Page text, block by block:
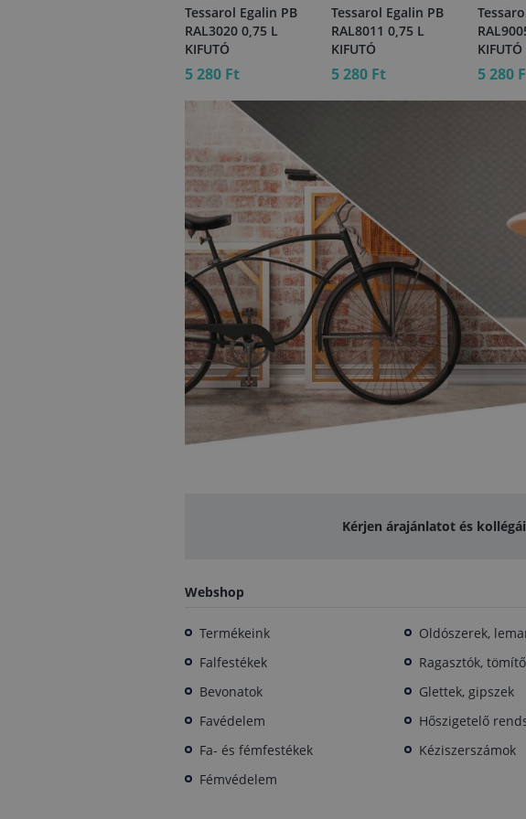
Tessarol Egalin PB
RAL3020 0,75 L
KIFUTÓ
5 280 Ft
Tessarol Egalin PB
RAL8011 0,75 L
KIFUTÓ
5 280 Ft
KIFUTÓ
5 280
Kérjen árajánlatot és
Webshop
Termékeink
Falfestékek
Bevonatok
Favédelem
Fa- és fémfestékek
Fémvédelem
Oldószerek,
Ragasztók,
Glettek, gipszek
Hőszigetelő
Kéziszerszámok